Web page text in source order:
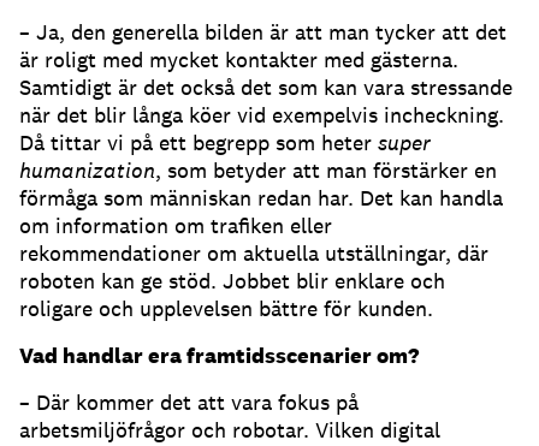
– Ja, den generella bilden är att man tycker att det
är roligt med mycket kontakter med gästerna.
Samtidigt är det också det som kan vara stressande
när det blir långa köer vid exempelvis incheckning.
Då tittar vi på ett begrepp som heter super
humanization, som betyder att man förstärker en
förmåga som människan redan har. Det kan handla
om information om trafiken eller
rekommendationer om aktuella utställningar, där
roboten kan ge stöd. Jobbet blir enklare och
roligare och upplevelsen bättre för kunden.
Vad handlar era framtidsscenarier om?
– Där kommer det att vara fokus på
arbetsmiljöfrågor och robotar. Vilken digital